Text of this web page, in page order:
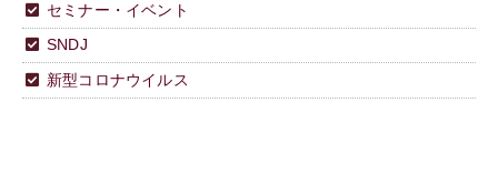
セミナー・イベント
SNDJ
新型コロナウイルス